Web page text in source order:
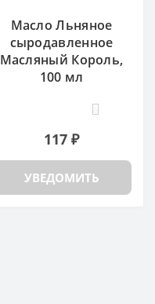
Масло Льняное
сыродавленное
Масляный Король,
100 мл
117 ₽
УВЕДОМИТЬ